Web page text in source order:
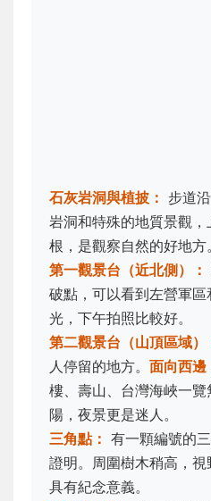
石灰岩洞與植披： 步道
岩洞和特殊的地質景觀
根，是觀察自然的好地方。
第一觀景台（近北側）：
破點，可以看到左營軍
光，下午拍照比較好。
第二觀景台（山頂區域）
人停留的地方。 面向西邊
樓、壽山、台灣海峽一
陽，夜景更是迷人。
三角點： 有一顆編號的
證明。周圍樹木稍高，
具有紀念意義。